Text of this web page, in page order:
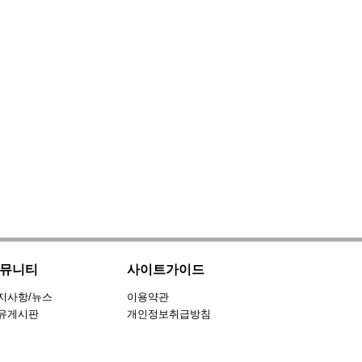
니티
사항/뉴스
게시판
사이트가이드
이용약관
개인정보취급방침